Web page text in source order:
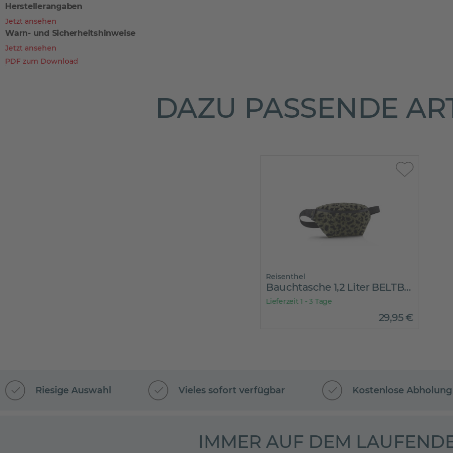
Herstellerangaben
Jetzt ansehen
Warn- und Sicherheitshinweise
Jetzt ansehen
PDF zum Download
DAZU PASSENDE
Reisenthel
Bauchtasche 1,2 Liter BELTBAG TEDDY LEO OLIVE
Lieferzeit 1 - 3 Tage
29,95€
Riesige Auswahl Vieles sofort verfügbar Kostenlose
IMMER AUF DEM